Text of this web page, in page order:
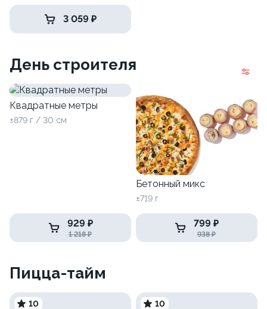
3 059 ₽
День строителя
Квадратные метры
±879 г / 30 см
929 ₽
1 218 ₽
Бетонный микс
±719 г
799 ₽
938 ₽
Пицца-тайм
10 10